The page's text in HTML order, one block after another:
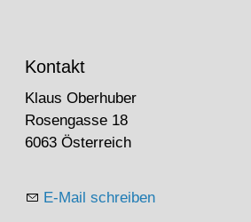
Kontakt
Klaus Oberhuber
Rosengasse 18
6063 Österreich
E-Mail schreiben